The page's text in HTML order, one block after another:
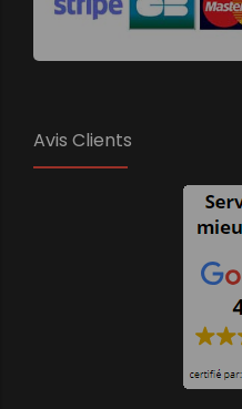
Avis Clients